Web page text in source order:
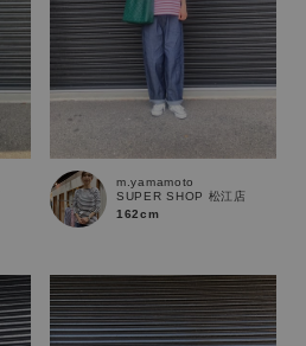
LADIES KIDS
m.yamamoto
SUPER SHOP 松江店
162cm